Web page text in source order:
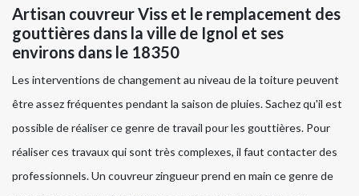
Artisan couvreur Viss et le remplacement des
gouttières dans la ville de Ignol et ses
environs dans le 18350
Les interventions de changement au niveau de la toiture peuvent
être assez fréquentes pendant la saison de pluies. Sachez qu'il est
possible de réaliser ce genre de travail pour les gouttières. Pour
réaliser ces travaux qui sont très complexes, il faut contacter des
professionnels. Un couvreur zingueur prend en main ce genre de